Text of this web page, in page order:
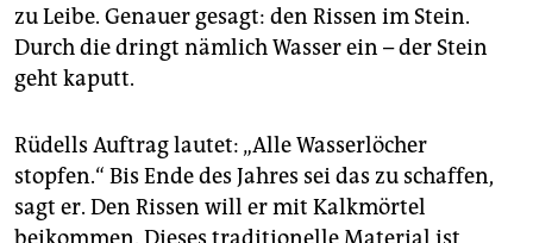
wahrheit
verlag
veranstaltungen
shop
zu Leibe. Genauer gesagt: den Rissen im Stein.
Durch die dringt nämlich Wasser ein – der Stein
geht kaputt.
Rüdells Auftrag lautet: „Alle Wasserlöcher
stopfen.“ Bis Ende des Jahres sei das zu schaffen,
sagt er. Den Rissen will er mit Kalkmörtel